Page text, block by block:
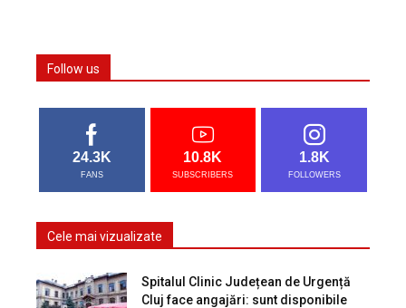
Follow us
24.3K
FANS
10.8K
SUBSCRIBERS
1.8K
FOLLOWERS
Cele mai vizualizate
Spitalul Clinic Județean de Urgență
Cluj face angajări: sunt disponibile